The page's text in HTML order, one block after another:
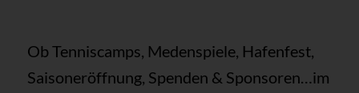
Ob Tenniscamps, Medenspiele, Hafenfest,
Saisoneröffnung, Spenden & Sponsoren…im